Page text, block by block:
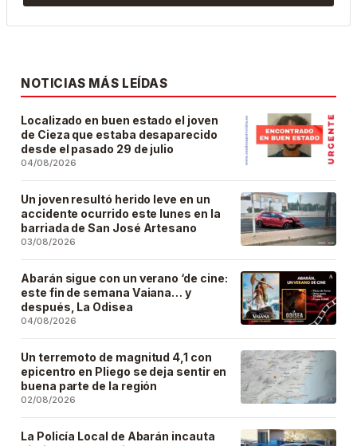
NOTICIAS MÁS LEÍDAS
Localizado en buen estado el joven
de Cieza que estaba desaparecido
desde el pasado 29 de julio
04/08/2026
Un joven resultó herido leve en un
accidente ocurrido este lunes en la
barriada de San José Artesano
03/08/2026
Abarán sigue con un verano ‘de cine:
este fin de semana Vaiana… y
después, La Odisea
04/08/2026
Un terremoto de magnitud 4,1 con
epicentro en Pliego se deja sentir en
buena parte de la región
02/08/2026
La Policía Local de Abarán incauta